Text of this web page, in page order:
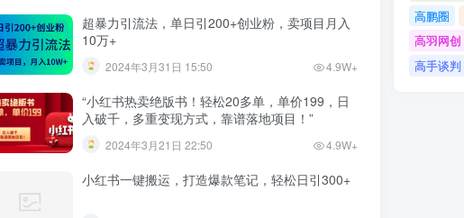
超暴力引流法，单日引200+创业粉，卖项目月入
10万+
2024年3月31日 15:50 4.9W+
“小红书热卖绝版书！轻松20多单，单价199，日
入破千，多重变现方式，靠谱落地项目！”
2024年3月21日 22:50 4.9W+
小红书一键搬运，打造爆款笔记，轻松日引300+
高鹏圈
高羽网创
高手谈判